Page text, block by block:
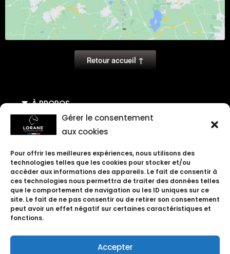
Gérer le consentement
aux cookies
Pour offrir les meilleures expériences, nous utilisons des
technologies telles que les cookies pour stocker et/ou
accéder aux informations des appareils. Le fait de consentir à
ces technologies nous permettra de traiter des données telles
que le comportement de navigation ou les ID uniques sur ce
site. Le fait de ne pas consentir ou de retirer son consentement
peut avoir un effet négatif sur certaines caractéristiques et
fonctions.
Accepter
Retour accueil↑
À PROPOS
AIDE & CONTACT
SUIVEZ-NOUS